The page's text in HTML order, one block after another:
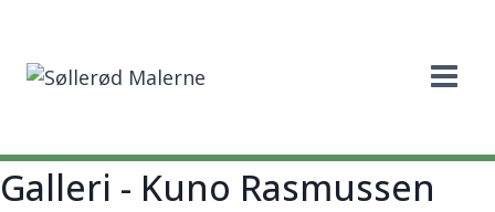
indhold
Galleri - Kuno Rasmussen